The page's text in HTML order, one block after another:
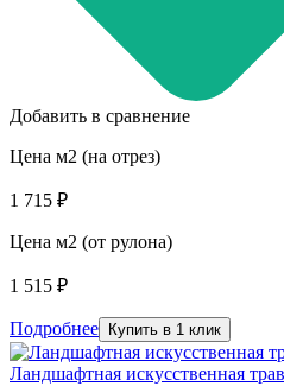
Добавить в сравнение
Цена м2 (на отрез)
1 715 ₽
Цена м2 (от рулона)
1 515 ₽
Подробнее Купить в 1 клик
Ландшафтная искусственная